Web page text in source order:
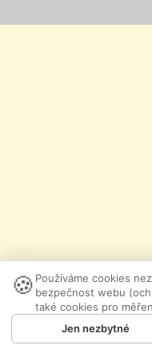
🍪 Používáme cookies
bezpečnost webu
také cookies pro
Jen nezbytné